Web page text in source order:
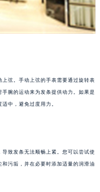
弦。手动上弦的手表需要通过旋转表
腕的运动来为发条提供动力。如果是
中，避免过度用力。
致发条无法顺畅上紧。您可以尝试使
污垢，并在必要时添加适量的润滑油